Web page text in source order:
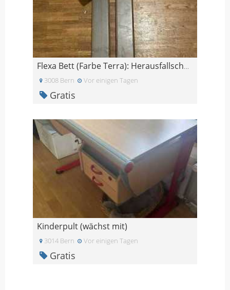
Flexa Bett (Farbe Terra): Herausfallschutz
3008 Bern Vor einigen Tagen
Gratis
Kinderpult (wächst mit)
3014 Bern Vor einigen Tagen
Gratis